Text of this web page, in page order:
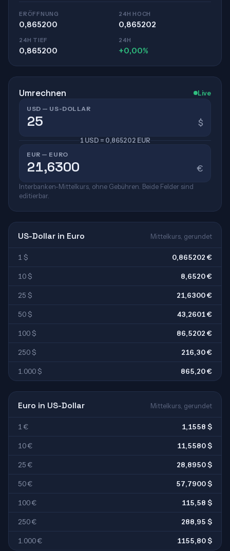
ERÖFFNUNG
0,865200
24H HOCH
0,865202
24H TIEF
0,865200
24H
+0,00%
Umrechnen Live
USD — US-DOLLAR
$
1 USD = 0,865202 EUR
EUR — EURO
€
Interbanken-Mittelkurs, ohne Gebühren. Beide Felder sind
editierbar.
US-Dollar in Euro Mittelkurs, gerundet
1 $ 0,865202 €
10 $ 8,6520 €
25 $ 21,6300 €
50 $ 43,2601 €
100 $ 86,5202 €
250 $ 216,30 €
1.000 $ 865,20 €
Euro in US-Dollar Mittelkurs, gerundet
1 € 1,1558 $
10 € 11,5580 $
25 € 28,8950 $
50 € 57,7900 $
100 € 115,58 $
250 € 288,95 $
1.000 € 1155,80 $